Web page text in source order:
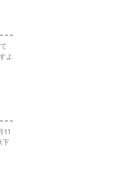
よ
11
下